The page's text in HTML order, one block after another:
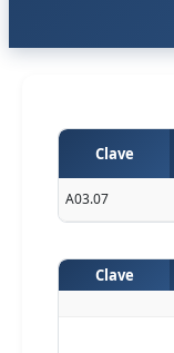
Clave
A03.07
Clave